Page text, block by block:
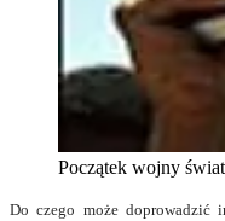
Początek wojny
Do czego może doprowadzić